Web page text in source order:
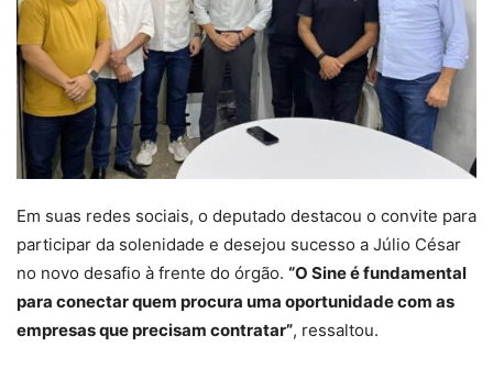
Em suas redes sociais, o deputado destacou o convite para
participar da solenidade e desejou sucesso a Júlio César
no novo desafio à frente do órgão. “O Sine é fundamental
para conectar quem procura uma oportunidade com as
empresas que precisam contratar”, ressaltou.